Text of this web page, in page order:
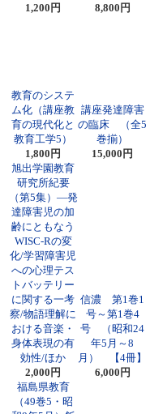
1,200円
8,800円
教育のシステ
ム化（講座教
育の現代化と
教育工学5）
1,800円
講座発達障害
の臨床 （全5
巻揃）
15,000円
旭出学園教育
研究所紀要
（第5集）―発
達障害児の加
齢にともなう
WISC-Rの変
化/学習障害児
への心理テス
トバッテリー
に関する一考
察/物語理解に
おける音楽・
身体表現の有
効性/ほか
2,000円
信濃 第1巻1
号～第1巻4
号 （昭和24
年5月～8
月） 【4冊】
6,000円
福島県教育
（49巻5・昭